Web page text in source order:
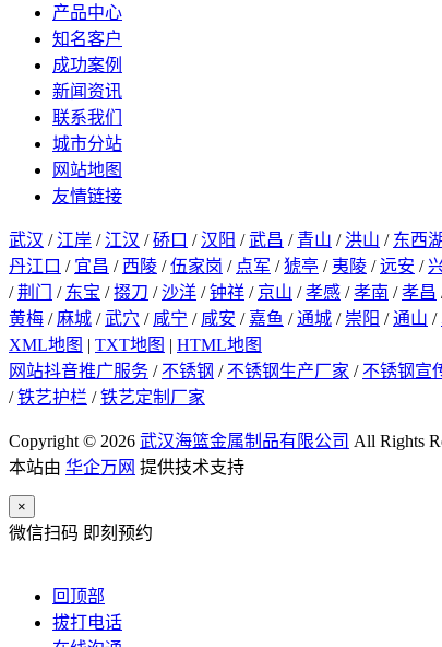
产品中心
知名客户
成功案例
新闻资讯
联系我们
城市分站
网站地图
友情链接
武汉 / 江岸 / 江汉 /硚口 /汉阳 /武昌 / 青山 / 洪山 / 东西湖
丹江口 / 宜昌 / 西陵 /伍家岗 / 点军 /猇亭 / 夷陵 /远安 /
/荆门 / 东宝 /掇刀 /沙洋 /钟祥 / 京山 /孝感 /孝南 /孝昌
黄梅 / 麻城 /武穴 / 咸宁 / 咸安 / 嘉鱼 /通城 / 崇阳 /通山 /
XML地图 | TXT地图 | HTML地图
网站抖音推广服务 / 不锈钢 / 不锈钢生产厂家 / 不锈钢宣
/铁艺护栏 /铁艺定制厂家
Copyright © 2026 武汉海篮金属制品有限公司 All Rights
本站由 华企万网 提供技术支持
×
微信扫码 即刻预约
回顶部
拔打电话